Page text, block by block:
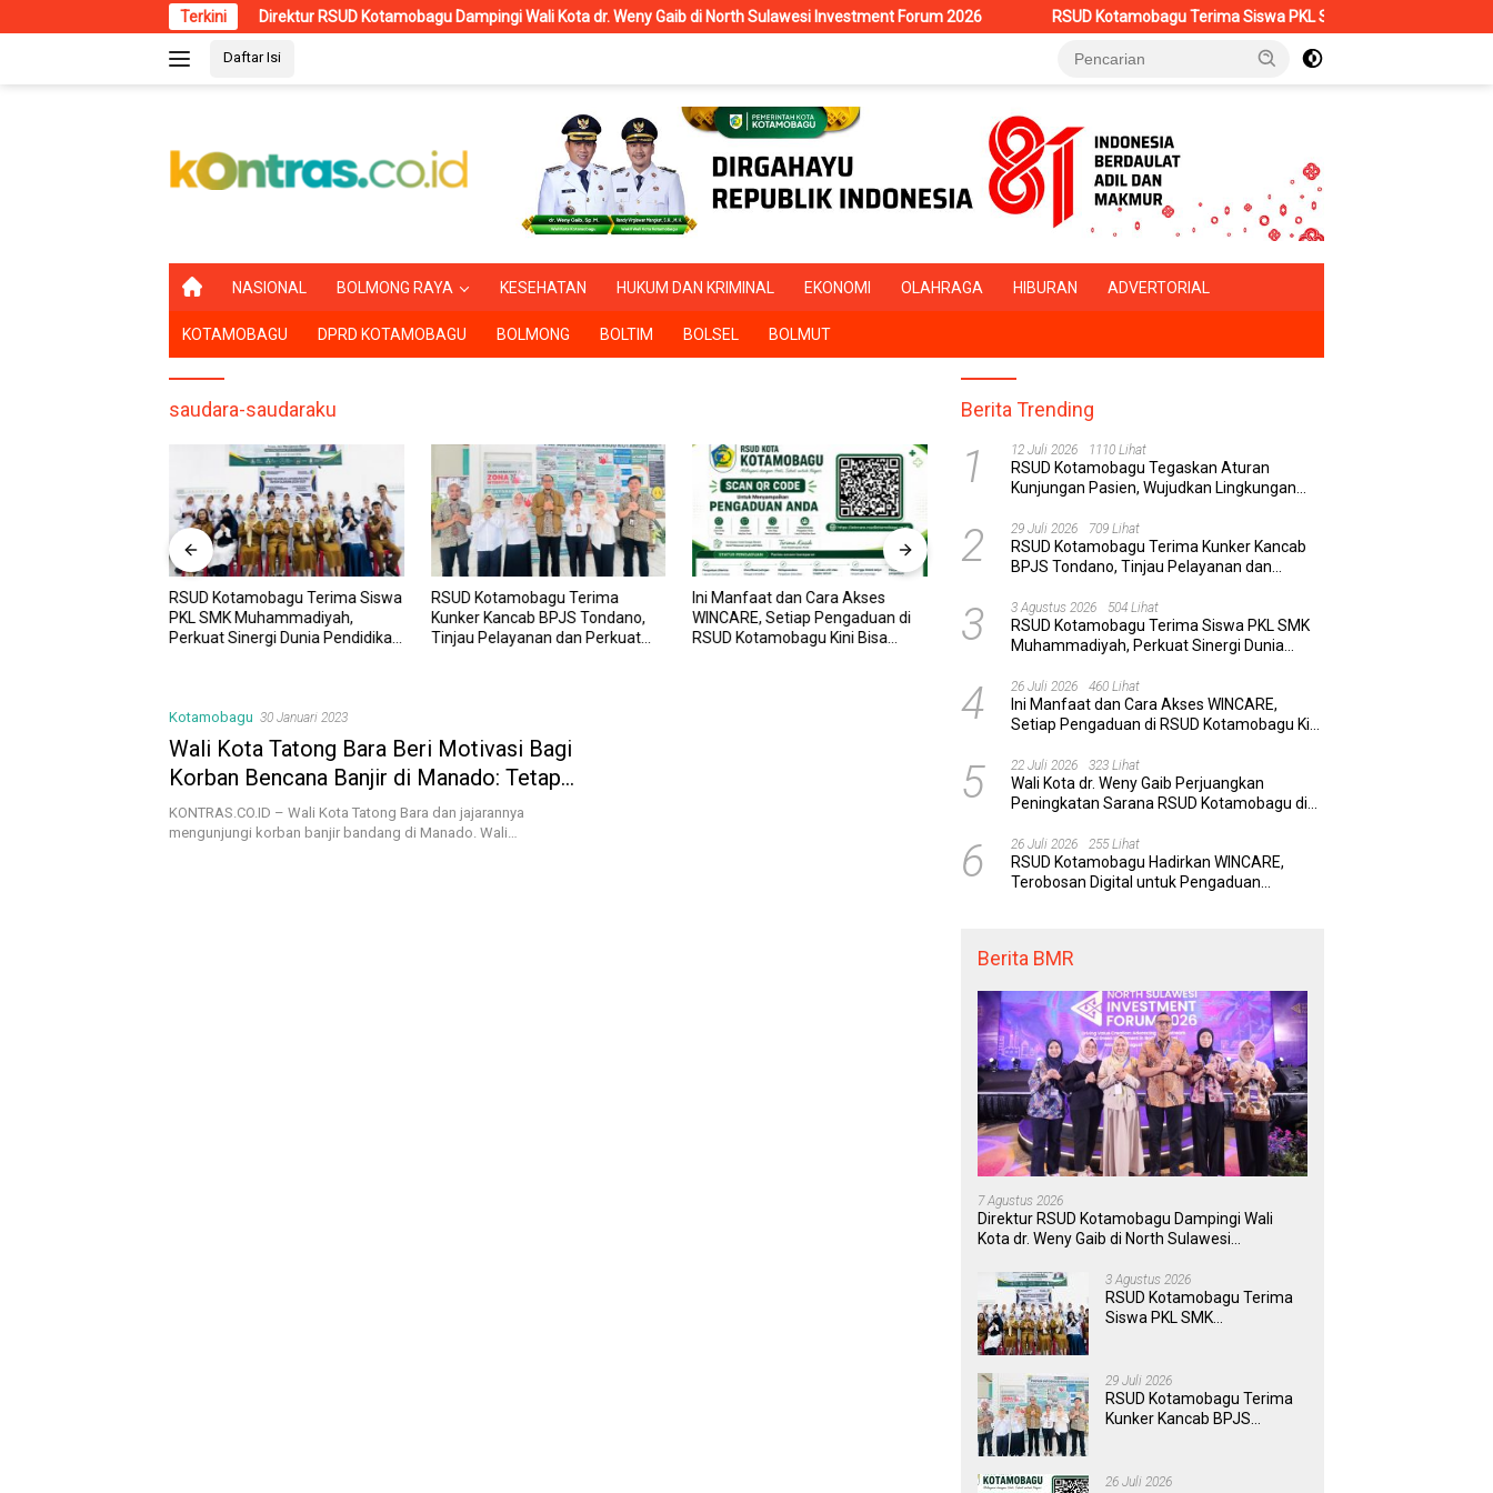
ke
Terkini
Direktur RSUD Kotamobagu Dampingi Wali Kota dr. Weny Gaib di North Sulawesi Investment Forum 2026 RSUD Kotamobagu Terima Siswa PKL SMK Muhammadiyah, Perkuat
Daftar Isi
B
R
A
D
A
NASIONAL BOLMONG RAYA KESEHATAN HUKUM DAN KRIMINAL EKONOMI OLAHRAGA HIBURAN ADVERTORIAL
KOTAMOBAGU DPRD KOTAMOBAGU BOLMONG BOLTIM BOLSEL BOLMUT
saudara-saudaraku
RSUD Kotamobagu Terima Siswa
PKL SMK Muhammadiyah,
Perkuat Sinergi Dunia Pendidikan
RSUD Kotamobagu Terima
Kunker Kancab BPJS Tondano,
Tinjau Pelayanan dan Perkuat
Ini Manfaat dan Cara Akses
WINCARE, Setiap Pengaduan di
RSUD Kotamobagu Kini Bisa
RSUD Kotamobagu Hadirkan
WINCARE, Terobosan Digital
untuk Pengaduan Masyarakat
dan Pegawai yang Cepat,
Transparan, dan Responsif
Mongondow Selatan: Jejak
Seorang Bunda Pembaharu dan
Sebuah Daerah yang Menolak
Kotamobagu 30 Januari 2023
Wali Kota Tatong Bara Beri Motivasi Bagi
Korban Bencana Banjir di Manado: Tetap
Semangat Saudara-Saudaraku
KONTRAS.CO.ID – Wali Kota Tatong Bara dan jajarannya
mengunjungi korban banjir bandang di Manado. Wali…
Berita Trending
1 12 Juli 2026 1110 Lihat
RSUD Kotamobagu Tegaskan Aturan
Kunjungan Pasien, Wujudkan Lingkungan
Berkualitas
2 29 Juli 2026 709 Lihat
RSUD Kotamobagu Terima Kunker Kancab
BPJS Tondano, Tinjau Pelayanan dan
3 3 Agustus 2026 504 Lihat
RSUD Kotamobagu Terima Siswa PKL SMK
Muhammadiyah, Perkuat Sinergi Dunia
4 26 Juli 2026 460 Lihat
Ini Manfaat dan Cara Akses WINCARE,
Setiap Pengaduan di RSUD Kotamobagu Kini
5 22 Juli 2026 323 Lihat
Wali Kota dr. Weny Gaib Perjuangkan
Peningkatan Sarana RSUD Kotamobagu di
yang Lebih Modern
6 26 Juli 2026 255 Lihat
RSUD Kotamobagu Hadirkan WINCARE,
Terobosan Digital untuk Pengaduan
Berita BMR
7 Agustus 2026
Direktur RSUD Kotamobagu Dampingi Wali
Kota dr. Weny Gaib di North Sulawesi
3 Agustus 2026
RSUD Kotamobagu Terima
Siswa PKL SMK
dan Layanan Kesehatan
29 Juli 2026
RSUD Kotamobagu Terima
Kunker Kancab BPJS
Wujudkan UHC
26 Juli 2026